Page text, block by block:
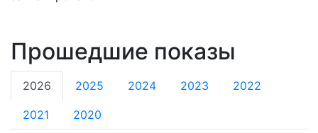
Прошедшие показы
2026 2025 2024 2023 2022
2021 2020